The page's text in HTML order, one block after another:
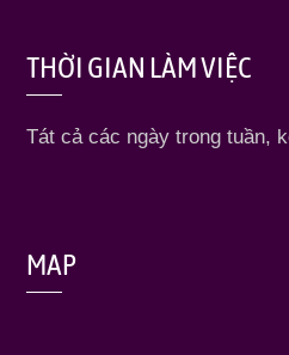
THỜI GIAN LÀM VIỆC
Tát cả các ngày trong tuần,
MAP